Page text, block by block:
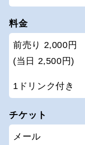
料金
前売り 2,000円
(当日 2,500円)
1ドリンク付き
チケット
メール